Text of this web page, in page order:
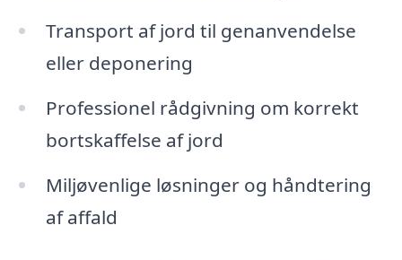
Transport af jord til genanvendelse
eller deponering
Professionel rådgivning om korrekt
bortskaffelse af jord
Miljøvenlige løsninger og håndtering
af affald